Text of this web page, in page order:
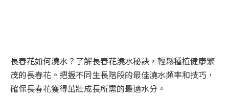
長春花如何澆水？了解長春花澆水秘訣，輕鬆種植健康繁
茂的長春花。把握不同生長階段的最佳澆水頻率和技巧，
確保長春花獲得茁壯成長所需的最適水分。